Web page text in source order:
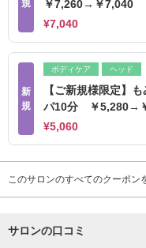
規
￥7,260→￥7,040
¥7,040
新
規
ボディケア ヘッド
【ご新規様限定】
パ10分 ￥5,280→
¥5,060
このサロンのすべてのクーポン
サロンの口コミ